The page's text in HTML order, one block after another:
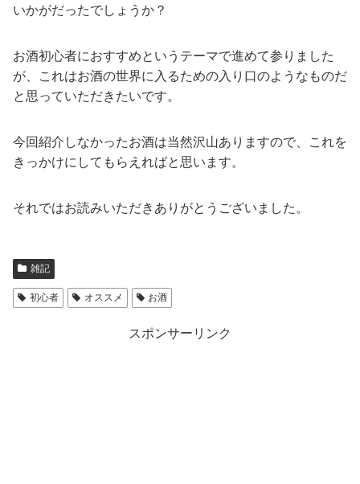
いかがだったでしょうか？
お酒初心者におすすめというテーマで進めて参りました
が、これはお酒の世界に入るための入り口のようなものだ
と思っていただきたいです。
今回紹介しなかったお酒は当然沢山ありますので、これを
きっかけにしてもらえればと思います。
それではお読みいただきありがとうございました。
雑記
初心者 オススメ お酒
スポンサーリンク